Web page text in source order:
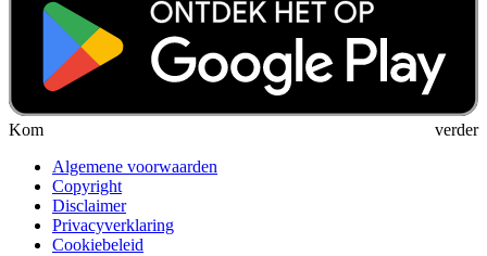
Kom verder
Algemene voorwaarden
Copyright
Disclaimer
Privacyverklaring
Cookiebeleid